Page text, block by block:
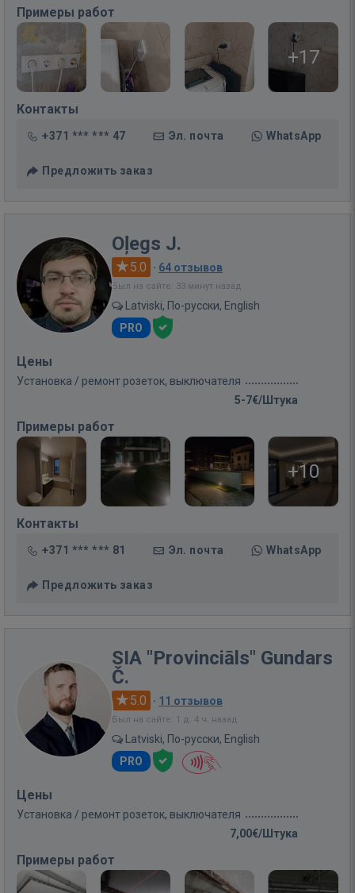
Примеры работ
+17
Контакты
+371 *** *** 47 Эл. почта WhatsApp
Предложить заказ
Oļegs J.
5.0 · 64 отзывов
Был на сайте: 33 минут назад
Latviski, По-русски, English
PRO
Цены
Установка / ремонт розеток, выключателя
5-7€/Штука
Примеры работ
+10
Контакты
+371 *** *** 81 Эл. почта WhatsApp
Предложить заказ
SIA "Provinciāls" Gundars
Č.
5.0 · 11 отзывов
Был на сайте: 1 д. 4 ч. назад
Latviski, По-русски, English
PRO
Цены
Установка / ремонт розеток, выключателя
7,00€/Штука
Примеры работ